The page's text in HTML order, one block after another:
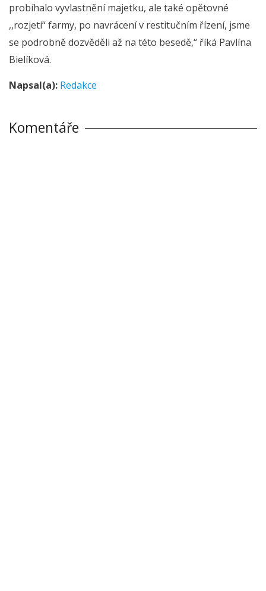
probíhalo vyvlastnění majetku, ale také opětovné
,,rozjetí“ farmy, po navrácení v restitučním řízení, jsme
se podrobně dozvěděli až na této besedě,“ říká Pavlína
Bielíková.
Napsal(a): Redakce
Komentáře